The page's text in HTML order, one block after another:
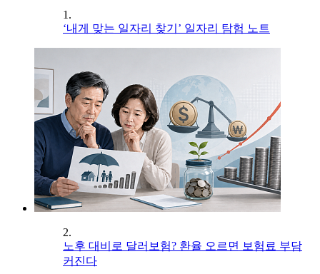
1.
‘내게 맞는 일자리 찾기’ 일자리 탐험 노트
2.
노후 대비로 달러보험? 환율 오르면 보험료 부담
커진다